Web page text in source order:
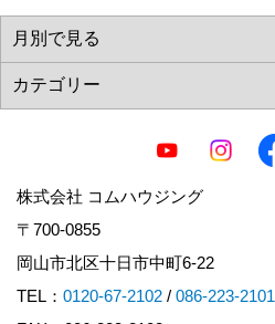
株式会社 コムハウジング
〒700-0855
岡山市北区十日市中町6-22
TEL： 0120-67-2102 / 086-223-2101